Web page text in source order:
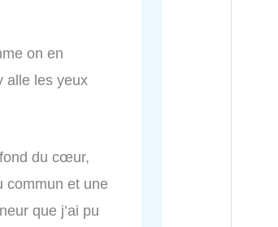
on en
alle les yeux
du cœur,
commun et une
que j’ai pu